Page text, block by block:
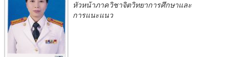
หัวหน้าภาควิชาจิตวิทยาการศึกษาและ
การแนะแนว